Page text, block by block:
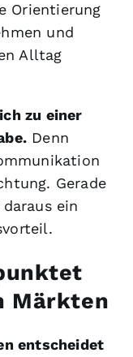
Orientierung
und
Alltag
zu einer
Denn
Gerade
ein
Märkten
entscheidet